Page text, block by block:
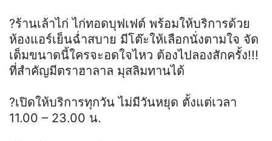
?ร้านเล้าไก่ ไก่ทอดบุฟเฟต์ พร้อมให้บริการด้วย
ห้องแอร์เย็นฉ่ำสบาย มีโต๊ะให้เลือกนั่งตามใจ จัด
เต็มขนาดนี้ใครจะอดใจไหว ต้องไปลองสักครั้ง!!!
ที่สำคัญมีตราฮาลาล มุสลิมทานได้
?เปิดให้บริการทุกวัน ไม่มีวันหยุด ตั้งแต่เวลา
11.00 – 23.00 น.